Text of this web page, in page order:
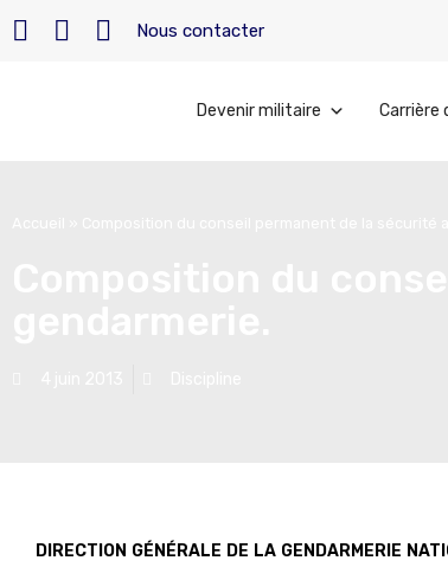
Nous contacter
Devenir militaire Carrière
DIRECTION GÉNÉRALE DE LA GENDARMERIE